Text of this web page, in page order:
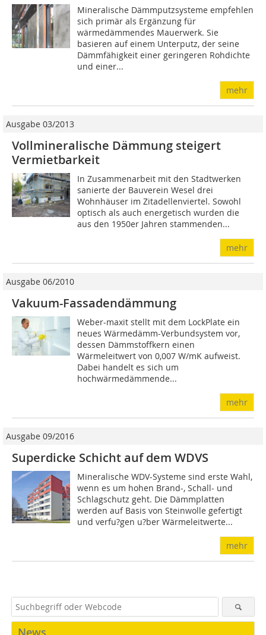
Mineralische Dämmputzsysteme empfehlen
sich primär als Ergänzung für
wärmedämmendes Mauerwerk. Sie
basieren auf einem Unterputz, der seine
Dämmfähigkeit einer geringeren Rohdichte
und einer...
mehr
Ausgabe 03/2013
Vollmineralische Dämmung steigert
Vermietbarkeit
In Zusammenarbeit mit den Stadtwerken
sanierte der Bauverein Wesel drei
Wohnhäuser im Zitadellenviertel. Sowohl
optisch als auch energetisch wurden die
aus den 1950er Jahren stammenden...
mehr
Ausgabe 06/2010
Vakuum-Fassadendämmung
Weber-maxit stellt mit dem LockPlate ein
neues Wärmedämm-Verbundsystem vor,
dessen Dämmstoffkern einen
Wärmeleitwert von 0,007 W/mK aufweist.
Dabei handelt es sich um
hochwärmedämmende...
mehr
Ausgabe 09/2016
Superdicke Schicht auf dem WDVS
Mineralische WDV-Systeme sind erste Wahl,
wenn es um hohen Brand-, Schall- und
Schlagschutz geht. Die Dämmplatten
werden auf Basis von Steinwolle gefertigt
und verfu?gen u?ber Wärmeleitwerte...
mehr